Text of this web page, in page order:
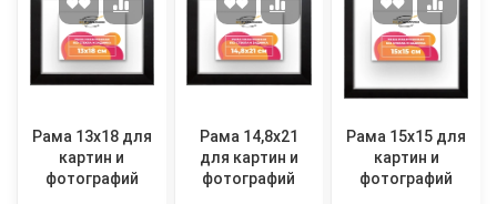
Рама 13x18 для
картин и
фотографий
Рама 14,8x21
для картин и
фотографий
Рама 15x15 для
картин и
фотографий